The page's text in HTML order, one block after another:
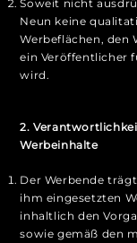
Soweit nicht
Neun keine
Werbeflächen, den
ein Veröffentlicher
wird.
2.
Werbeinhalte
Der Werbende
ihm eingesetzten
inhaltlich den
sowie gemäß den